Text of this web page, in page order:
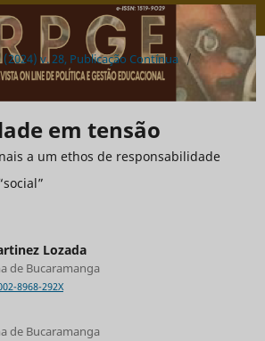
(2024) v. 28, Publicação Contínua /
em tensão
a um ethos de responsabilidade
Lozada
de Bucaramanga
8968-292X
de Bucaramanga